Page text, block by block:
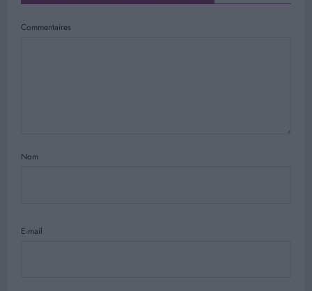
Commentaires
Nom
E-mail